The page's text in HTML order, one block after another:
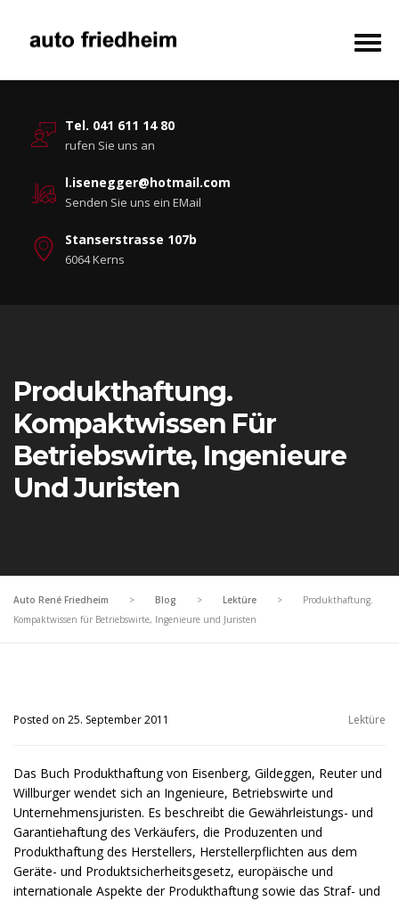
Tel. 041 611 14 80
rufen Sie uns an
l.isenegger@hotmail.com
Senden Sie uns ein EMail
Stanserstrasse 107b
6064 Kerns
Produkthaftung.
Kompaktwissen Für
Betriebswirte, Ingenieure
Und Juristen
Auto René Friedheim > Blog > Lektüre >
Produkthaftung.
Kompaktwissen für Betriebswirte, Ingenieure und Juristen
Posted on 25. September 2011 Lektüre
Das Buch Produkthaftung von Eisenberg, Gildeggen, Reuter und
Willburger wendet sich an Ingenieure, Betriebswirte und
Unternehmensjuristen. Es beschreibt die Gewährleistungs- und
Garantiehaftung des Verkäufers, die Produzenten und
Produkthaftung des Herstellers, Herstellerpflichten aus dem
Geräte- und Produktsicherheitsgesetz, europäische und
internationale Aspekte der Produkthaftung sowie das Straf- und